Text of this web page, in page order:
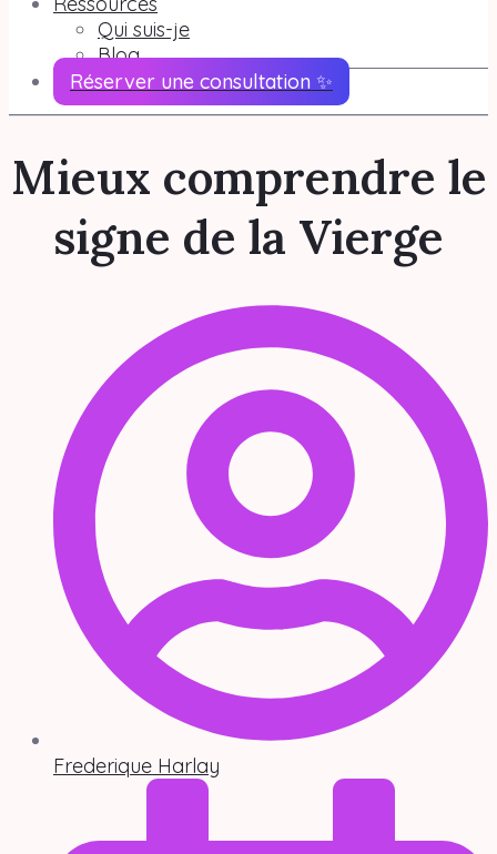
Qui suis-je
Blog
Réserver une consultation ✨
Mieux comprendre le
signe de la Vierge
Frederique Harlay